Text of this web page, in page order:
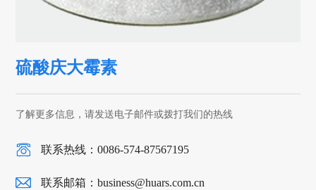
硫酸庆大霉素
了解更多信息，请发送电子邮件或拨打我们的热线
联系热线：0086-574-87567195
联系邮箱：business@huars.com.cn